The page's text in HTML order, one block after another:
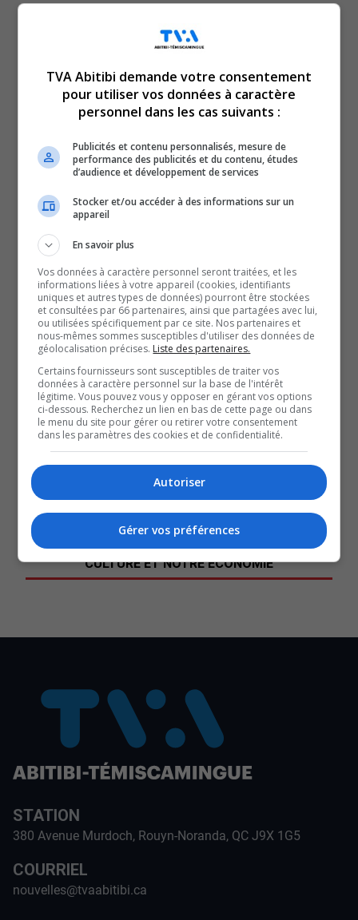
policiers, cette fin de
Vers 23 heures samedi soir, un homme en crise et
armé aurait menacé des citoyens dans une résidence de
La Sarre avant de prendre la fuite.
Un important contingent de patrouilleurs a alors été
Le fuyard aurait été aperçu près d’une heure trente plus
menant vers Duparquet.
Une opération de ratissage du secteur, menée par les
agents de police et des maîtres-chiens, a alors été
enclenchée.
L’homme de 52 ans s’est finalement livré au poste de la
Il sera poursuivi en justice, notamment pour menace de
mort.
QUESTION DU JOUR
Commentaires
SOUTENIR NOS MÉDIAS, C’EST PROTÉGER NOTRE
CULTURE ET NOTRE ÉCONOMIE
STATION
380 Avenue Murdoch, Rouyn-Noranda, QC J9X 1G5
COURRIEL
nouvelles@tvaabitibi.ca
TVA Abitibi demande votre consentement
pour utiliser vos données à caractère
personnel dans les cas suivants :
Publicités et contenu personnalisés, mesure de
performance des publicités et du contenu, études
d’audience et développement de services
Stocker et/ou accéder à des informations sur un
appareil
En savoir plus
Vos données à caractère personnel seront traitées, et les
informations liées à votre appareil (cookies, identifiants
uniques et autres types de données) pourront être stockées
et consultées par 66 partenaires, ainsi que partagées avec lui,
ou utilisées spécifiquement par ce site. Nos partenaires et
nous-mêmes sommes susceptibles d'utiliser des données de
géolocalisation précises. Liste des partenaires.
Certains fournisseurs sont susceptibles de traiter vos
données à caractère personnel sur la base de l'intérêt
légitime. Vous pouvez vous y opposer en gérant vos options
ci-dessous. Recherchez un lien en bas de cette page ou dans
le menu du site pour gérer ou retirer votre consentement
dans les paramètres des cookies et de confidentialité.
Autoriser
Gérer vos préférences